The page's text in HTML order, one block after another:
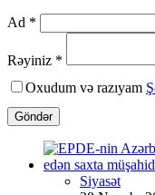
Ad *
Rəyiniz *
Oxudum və razıyam
Göndər
Siyasət